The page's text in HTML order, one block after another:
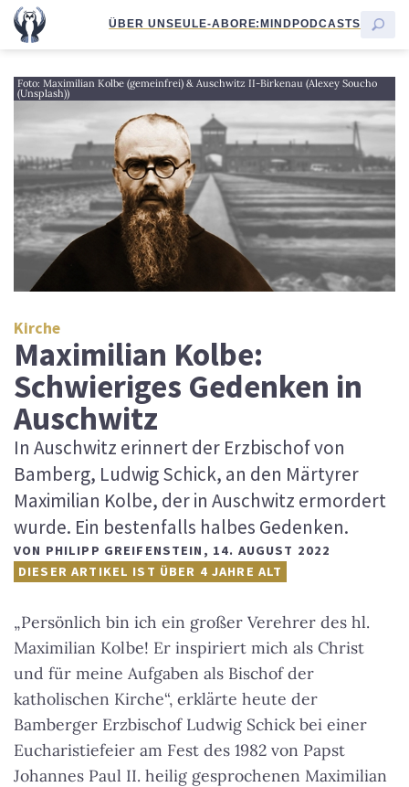
ÜBER UNSEULE-ABORE:MINDPODCASTS
Foto: Maximilian Kolbe (gemeinfrei) & Auschwitz II-Birkenau (Alexey Soucho
(Unsplash))
Kirche
Maximilian Kolbe:
Schwieriges Gedenken in
Auschwitz
In Auschwitz erinnert der Erzbischof von
Bamberg, Ludwig Schick, an den Märtyrer
Maximilian Kolbe, der in Auschwitz ermordert
wurde. Ein bestenfalls halbes Gedenken.
VON PHILIPP GREIFENSTEIN , 14. AUGUST 2022
DIESER ARTIKEL IST ÜBER 4 JAHRE ALT
„Persönlich bin ich ein großer Verehrer des hl.
Maximilian Kolbe! Er inspiriert mich als Christ
und für meine Aufgaben als Bischof der
katholischen Kirche“, erklärte heute der
Bamberger Erzbischof Ludwig Schick bei einer
Eucharistiefeier am Fest des 1982 von Papst
Johannes Paul II. heilig gesprochenen Maximilian